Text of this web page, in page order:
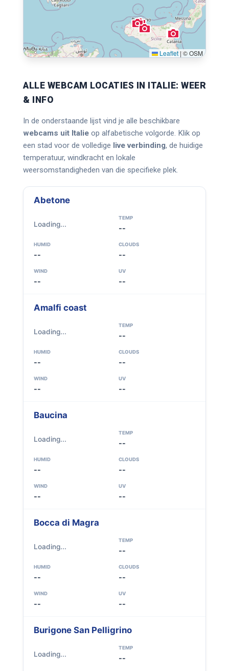
Leaflet |© OSM
ALLE WEBCAM LOCATIES IN ITALIE: WEER
& INFO
In de onderstaande lijst vind je alle beschikbare
webcams uit Italie op alfabetische volgorde. Klik op
een stad voor de volledige live verbinding, de huidige
temperatuur, windkracht en lokale
weersomstandigheden van die specifieke plek.
Abetone
Loading...
TEMP
--
HUMID
--
CLOUDS
--
WIND
--
UV
--
Amalfi coast
Loading...
TEMP
--
HUMID
--
CLOUDS
--
WIND
--
UV
--
Baucina
Loading...
TEMP
--
HUMID
--
CLOUDS
--
WIND
--
UV
--
Bocca di Magra
Loading...
TEMP
--
HUMID
--
CLOUDS
--
WIND
--
UV
--
Burigone San Pelligrino
Loading...
TEMP
--